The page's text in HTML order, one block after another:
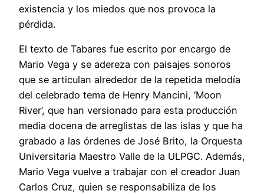
existencia y los miedos que nos provoca la
pérdida.
El texto de Tabares fue escrito por encargo de
Mario Vega y se adereza con paisajes sonoros
que se articulan alrededor de la repetida melodía
del celebrado tema de Henry Mancini, ‘Moon
River’, que han versionado para esta producción
media docena de arreglistas de las islas y que ha
grabado a las órdenes de José Brito, la Orquesta
Universitaria Maestro Valle de la ULPGC. Además,
Mario Vega vuelve a trabajar con el creador Juan
Carlos Cruz, quien se responsabiliza de los